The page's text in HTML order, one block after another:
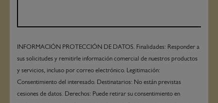
INFORMACIÓN PROTECCIÓN DE DATOS. Finalidades: Responder a
sus solicitudes y remitirle información comercial de nuestros productos
y servicios, incluso por correo electrónico. Legitimación:
Consentimiento del interesado. Destinatarios: No están previstas
cesiones de datos. Derechos: Puede retirar su consentimiento en